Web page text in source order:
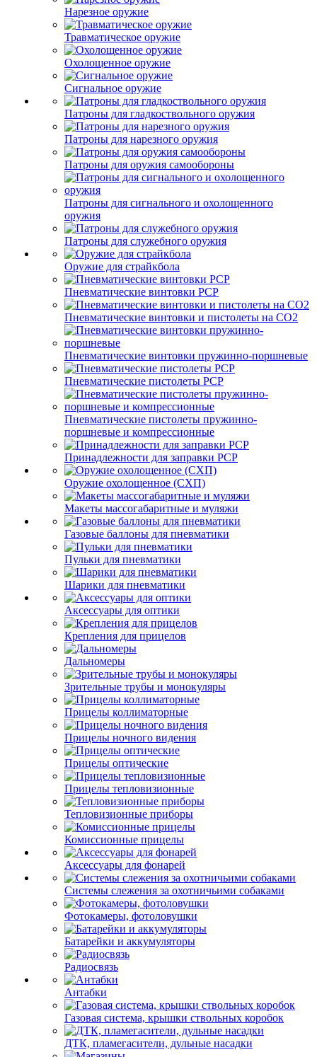
Нарезное оружие
Травматическое оружие
Охолощенное оружие
Сигнальное оружие
Патроны для гладкоствольного оружия
Патроны для нарезного оружия
Патроны для оружия самообороны
Патроны для сигнального и охолощенного
оружия
Патроны для служебного оружия
Оружие для страйкбола
Пневматические винтовки PCP
Пневматические винтовки и пистолеты на CO2
Пневматические винтовки пружинно-поршневые
Пневматические пистолеты PCP
Пневматические пистолеты пружинно-
поршневые и компрессионные
Принадлежности для заправки PCP
Оружие охолощенное (СХП)
Макеты массогабаритные и муляжи
Газовые баллоны для пневматики
Пульки для пневматики
Шарики для пневматики
Аксессуары для оптики
Крепления для прицелов
Дальномеры
Зрительные трубы и монокуляры
Прицелы коллиматорные
Прицелы ночного видения
Прицелы оптические
Прицелы тепловизионные
Тепловизионные приборы
Комиссионные прицелы
Аксессуары для фонарей
Системы слежения за охотничьими собаками
Фотокамеры, фотоловушки
Батарейки и аккумуляторы
Радиосвязь
Антабки
Газовая система, крышки ствольных коробок
ДТК, пламегасители, дульные насадки